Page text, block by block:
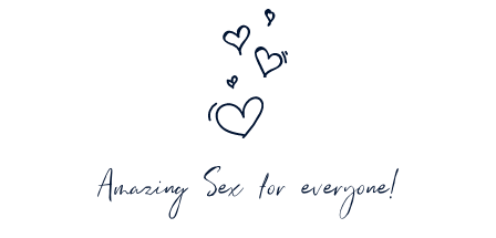
Amazing Sex for everyone!